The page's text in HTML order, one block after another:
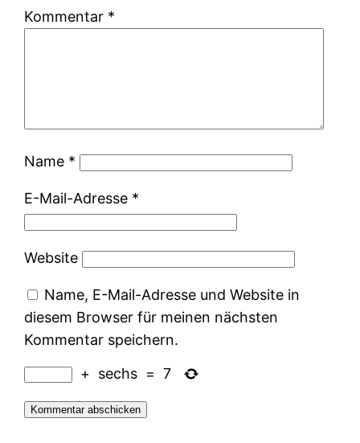
Kommentar *
Name *
E-Mail-Adresse *
Website
Name, E-Mail-Adresse und Website in
diesem Browser für meinen nächsten
Kommentar speichern.
+ sechs = 7